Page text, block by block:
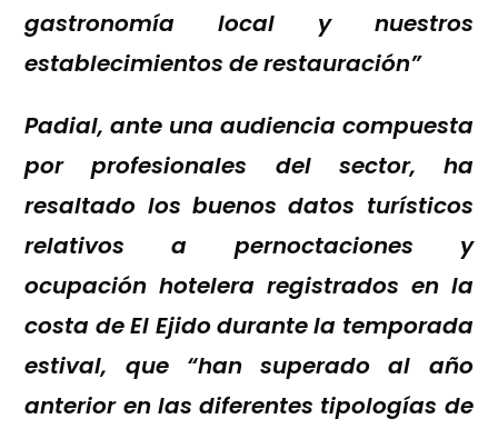
gastronomía local y nuestros
establecimientos de restauración”
Padial, ante una audiencia compuesta
por profesionales del sector, ha
resaltado los buenos datos turísticos
relativos a pernoctaciones y
ocupación hotelera registrados en la
costa de El Ejido durante la temporada
estival, que “han superado al año
anterior en las diferentes tipologías de